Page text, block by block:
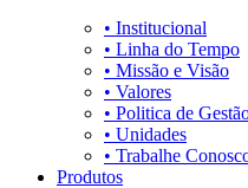
• Institucional
• Linha do Tempo
• Missão e Visão
• Valores
• Politica de
• Unidades
• Trabalhe
Produtos